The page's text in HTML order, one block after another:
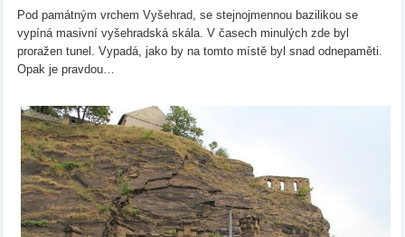
Pod památným vrchem Vyšehrad, se stejnojmennou bazilikou se
vypíná masivní vyšehradská skála. V časech minulých zde byl
proražen tunel. Vypadá, jako by na tomto místě byl snad odnepaměti.
Opak je pravdou…